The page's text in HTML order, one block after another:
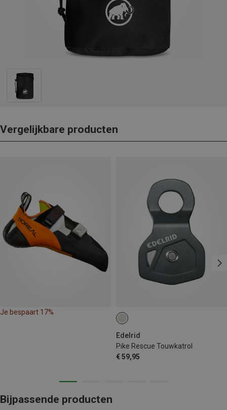
Vergelijkbare producten
Je bespaart 17%
Edelrid
Pike Rescue Touwkatrol
€ 59,95
Bijpassende producten